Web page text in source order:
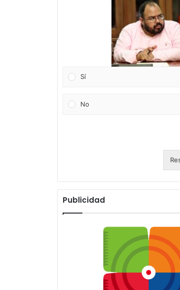
Sí
No
Publicidad